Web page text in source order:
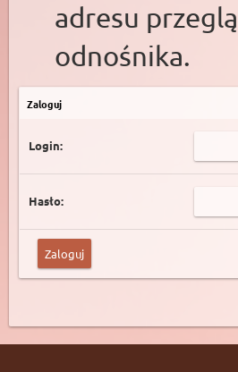
adresu
odnośnika.
Zaloguj
Login:
Hasło: